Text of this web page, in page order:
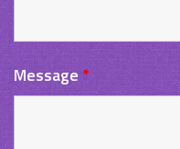
Message *